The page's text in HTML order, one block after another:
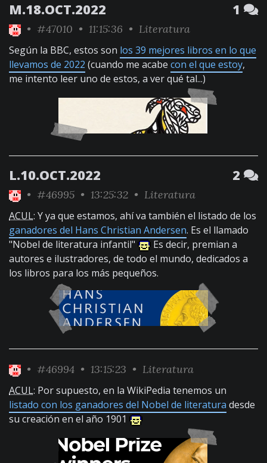
M.18.OCT.2022 1
• #47010 • 11:15:36 • Literatura
Según la BBC, estos son los 39 mejores libros en lo que
llevamos de 2022 (cuando me acabe con el que estoy,
me intento leer uno de estos, a ver qué tal...)
L.10.OCT.2022 2
• #46995 • 13:25:32 • Literatura
ACUL: Y ya que estamos, ahí va también el listado de los
ganadores del Hans Christian Andersen. Es el llamado
"Nobel de literatura infantil"
Es decir, premian a
autores e ilustradores, de todo el mundo, dedicados a
los libros para los más pequeños.
• #46994 • 13:15:23 • Literatura
ACUL: Por supuesto, en la WikiPedia tenemos un
listado con los ganadores del Nobel de literatura desde
su creación en el año 1901